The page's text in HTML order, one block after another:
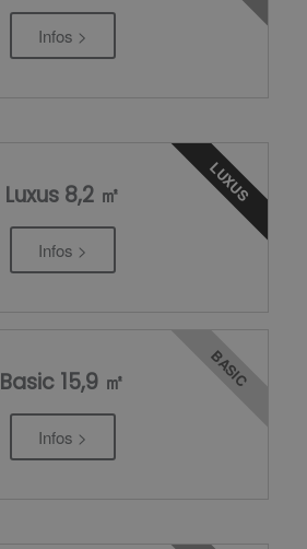
Infos >
Luxus 8,2 ㎡
Infos >
LUXUS
Basic 15,9 ㎡
Infos >
BASIC